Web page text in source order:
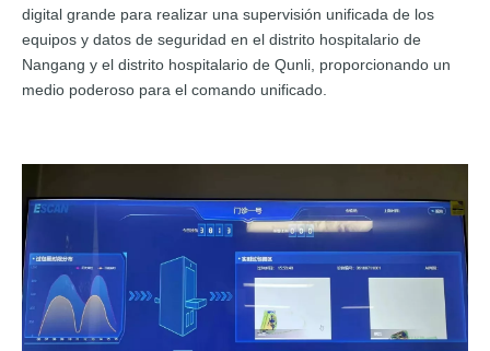
digital grande para realizar una supervisión unificada de los
equipos y datos de seguridad en el distrito hospitalario de
Nangang y el distrito hospitalario de Qunli, proporcionando un
medio poderoso para el comando unificado.